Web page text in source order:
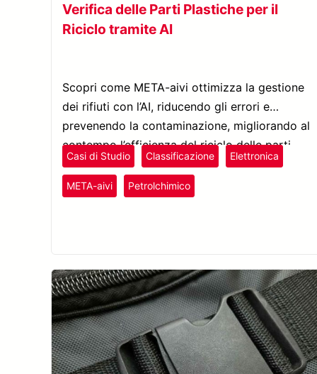
Verifica delle Parti Plastiche per il
Riciclo tramite AI
Scopri come META-aivi ottimizza la gestione
dei rifiuti con l’AI, riducendo gli errori e
prevenendo la contaminazione, migliorando al
contempo l’efficienza del riciclo delle parti
plastiche.
Casi di Studio Classificazione Elettronica
META-aivi Petrolchimico